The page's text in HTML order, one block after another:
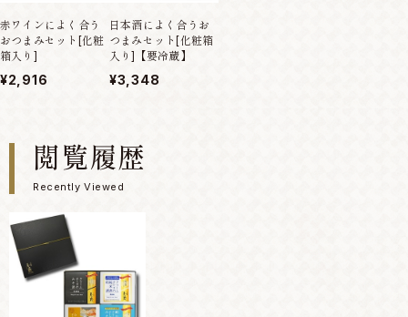
赤ワインによく合う
おつまみセット[化粧
箱入り]
¥2,916
日本酒によく合うお
つまみセット[化粧箱
入り]【要冷蔵】
¥3,348
閲覧履歴
Recently Viewed